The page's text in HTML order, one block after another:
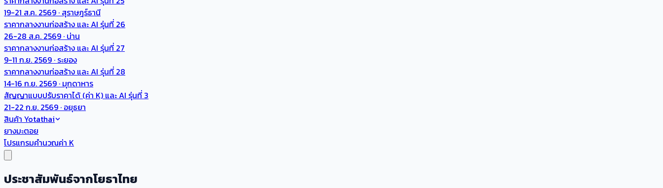
19-21 ส.ค. 2569 · สุราษฎร์ธานี
ราคากลางงานก่อสร้าง และ AI รุ่นที่ 26
26-28 ส.ค. 2569 · น่าน
ราคากลางงานก่อสร้าง และ AI รุ่นที่ 27
9-11 ก.ย. 2569 · ระยอง
ราคากลางงานก่อสร้าง และ AI รุ่นที่ 28
14-16 ก.ย. 2569 · มุกดาหาร
สัญญาแบบปรับราคาได้ (ค่า K) และ AI รุ่นที่ 3
21-22 ก.ย. 2569 · อยุธยา
สินค้า Yotathai
ยางมะตอย
โปรแกรมคำนวณค่า K
ประชาสัมพันธ์จากโยธาไทย